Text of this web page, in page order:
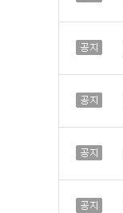
공지
공지
공지
공지